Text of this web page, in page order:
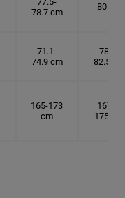
78.7 cm
80 cm
71.1-
74.9 cm
78.7-
82.5 cm
165-173
cm
167.5-
175 cm